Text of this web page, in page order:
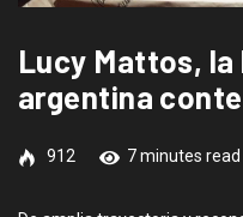
Lucy Mattos,
argentina
912 7 minutes read